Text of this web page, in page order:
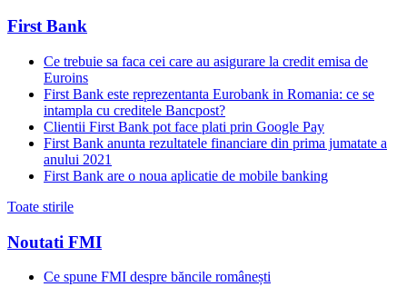
First Bank
Ce trebuie sa faca cei care au asigurare la credit emisa de
Euroins
First Bank este reprezentanta Eurobank in Romania: ce se
intampla cu creditele Bancpost?
Clientii First Bank pot face plati prin Google Pay
First Bank anunta rezultatele financiare din prima jumatate a
anului 2021
First Bank are o noua aplicatie de mobile banking
Toate stirile
Noutati FMI
Ce spune FMI despre băncile românești